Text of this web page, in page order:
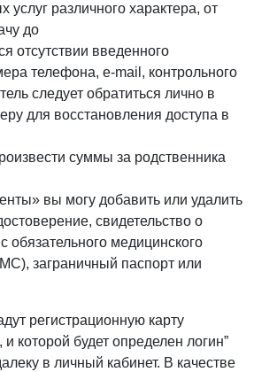
услуг различного характера, от
до
отсутствии введенного
телефона, e-mail, контрольного
следует обратиться лично в
для восстановления доступа в
суммы за родственника
вы могу добавить или удалить
свидетельство о
обязательного медицинского
заграничный паспорт или
регистрационную карту
которой будет определен логин”
в личный кабинет. В качестве